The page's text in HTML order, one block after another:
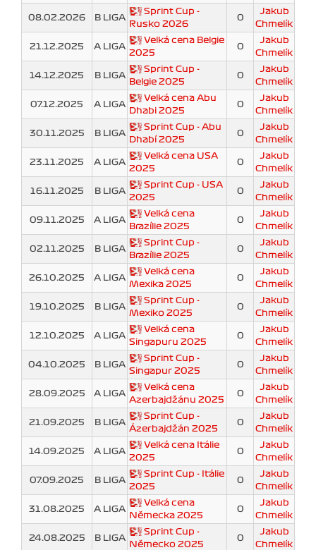
08.02.2026 B LIGA
Sprint Cup -
Rusko 2026
0
Jakub
Chmelík
21.12.2025 A LIGA
Velká cena Belgie
2025
0
Jakub
Chmelík
14.12.2025 B LIGA
Sprint Cup -
Belgie 2025
0
Jakub
Chmelík
07.12.2025 A LIGA
Velká cena Abu
Dhabi 2025
0
Jakub
Chmelík
30.11.2025 B LIGA
Sprint Cup - Abu
Dhabí 2025
0
Jakub
Chmelík
23.11.2025 A LIGA
Velká cena USA
2025
0
Jakub
Chmelík
16.11.2025 B LIGA
Sprint Cup - USA
2025
0
Jakub
Chmelík
09.11.2025 A LIGA
Velká cena
Brazílie 2025
0
Jakub
Chmelík
02.11.2025 B LIGA
Sprint Cup -
Brazílie 2025
0
Jakub
Chmelík
26.10.2025 A LIGA
Velká cena
Mexika 2025
0
Jakub
Chmelík
19.10.2025 B LIGA
Sprint Cup -
Mexiko 2025
0
Jakub
Chmelík
12.10.2025 A LIGA
Velká cena
Singapuru 2025
0
Jakub
Chmelík
04.10.2025 B LIGA
Sprint Cup -
Singapur 2025
0
Jakub
Chmelík
28.09.2025 A LIGA
Velká cena
Azerbajdžánu 2025
0
Jakub
Chmelík
21.09.2025 B LIGA
Sprint Cup -
Ázerbajdžán 2025
0
Jakub
Chmelík
14.09.2025 A LIGA
Velká cena Itálie
2025
0
Jakub
Chmelík
07.09.2025 B LIGA
Sprint Cup - Itálie
2025
0
Jakub
Chmelík
31.08.2025 A LIGA
Velká cena
Německa 2025
0
Jakub
Chmelík
24.08.2025 B LIGA
Sprint Cup -
Německo 2025
0
Jakub
Chmelík